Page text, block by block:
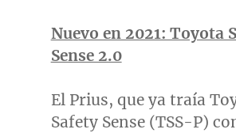
Nuevo en 2021: Toyota
Sense 2.0
El Prius, que ya traía
Safety Sense (TSS-P)